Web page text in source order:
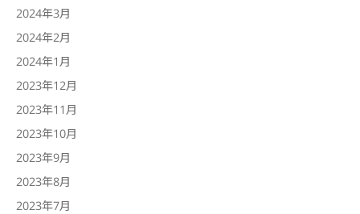
2024年3月
2024年2月
2024年1月
2023年12月
2023年11月
2023年10月
2023年9月
2023年8月
2023年7月